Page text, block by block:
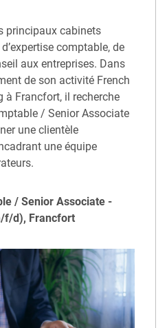
principaux cabinets
comptable, de
aux entreprises. Dans
de son activité French
à Francfort, il recherche
/ Senior Associate
une clientèle
une équipe
/ Senior Associate -
f/d), Francfort